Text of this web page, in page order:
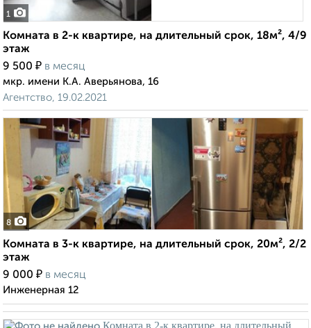
1
Комната в 2-к квартире, на длительный срок, 18м², 4/9
этаж
9 500 ₽ в месяц
мкр. имени К.А. Аверьянова, 16
Агентство, 19.02.2021
8
Комната в 3-к квартире, на длительный срок, 20м², 2/2
этаж
9 000 ₽ в месяц
Инженерная 12